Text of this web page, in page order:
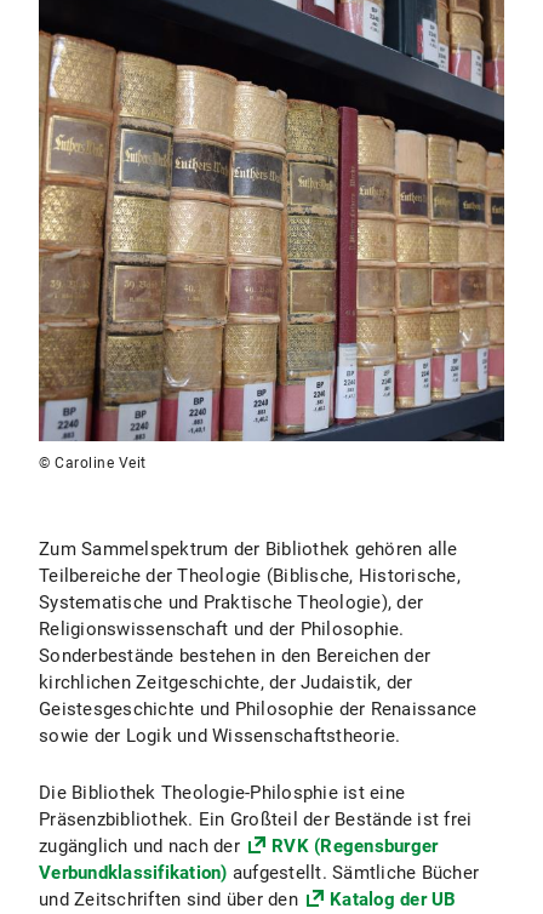
© Caroline Veit
Zum Sammelspektrum der Bibliothek gehören alle
Teilbereiche der Theologie (Biblische, Historische,
Systematische und Praktische Theologie), der
Religionswissenschaft und der Philosophie.
Sonderbestände bestehen in den Bereichen der
kirchlichen Zeitgeschichte, der Judaistik, der
Geistesgeschichte und Philosophie der Renaissance
sowie der Logik und Wissenschaftstheorie.
Die Bibliothek Theologie-Philosphie ist eine
Präsenzbibliothek. Ein Großteil der Bestände ist frei
zugänglich und nach der
RVK (Regensburger
Verbundklassifikation) aufgestellt. Sämtliche Bücher
und Zeitschriften sind über den
Katalog der UB